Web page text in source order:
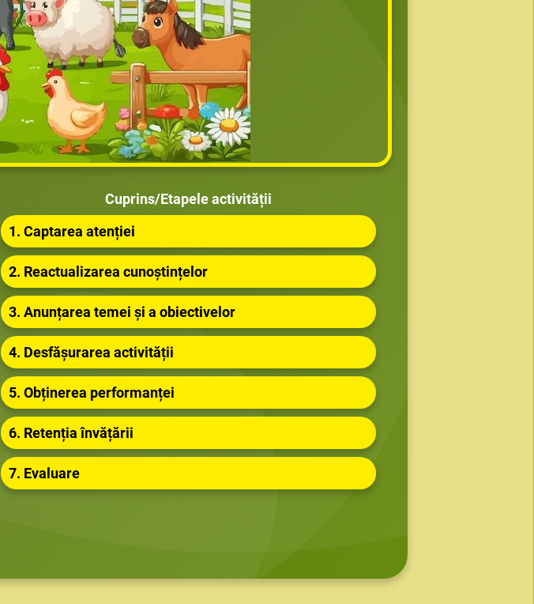
Cuprins/Etapele activității
1. Captarea atenției
2. Reactualizarea cunoștințelor
3. Anunțarea temei și a obiectivelor
4. Desfășurarea activității
5. Obținerea performanței
6. Retenția învățării
7. Evaluare